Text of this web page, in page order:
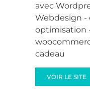
avec
Webdesign -
optimisation
cadeau
VOIR LE SITE